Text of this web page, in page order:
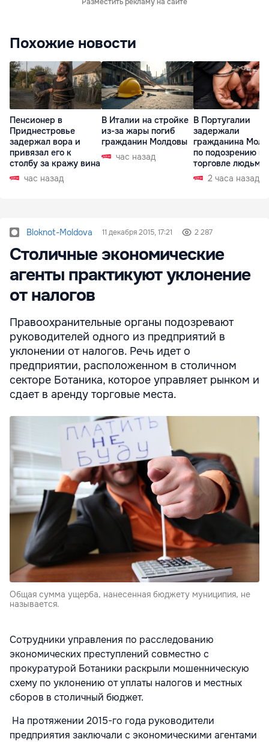
Разместить рекламу на сайте
Похожие новости
Пенсионер в
Приднестровье
задержал вора и
привязал его к
столбу за кражу вина
час назад
В Италии на стройке
из-за жары погиб
гражданин Молдовы
час назад
В Португалии
задержали
гражданина
по подозрению в
торговле людьми
2 часа назад
Bloknot-Moldova 11 декабря 2015, 17:21 2 287
Столичные экономические
агенты практикуют уклонение
от налогов
Правоохранительные органы подозревают
руководителей одного из предприятий в
уклонении от налогов. Речь идет о
предприятии, расположенном в столичном
секторе Ботаника, которое управляет рынком и
сдает в аренду торговые места.
Общая сумма ущерба, нанесенная бюджету муниципия, не
называется.
Сотрудники управления по расследованию
экономических преступлений совместно с
прокуратурой Ботаники раскрыли мошенническую
схему по уклонению от уплаты налогов и местных
сборов в столичный бюджет.
На протяжении 2015-го года руководители
предприятия заключали с экономическими агентами